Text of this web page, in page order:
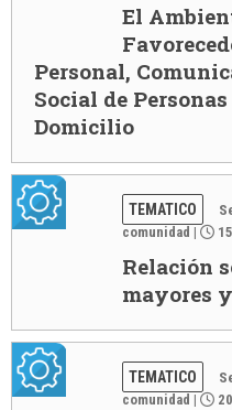
El
Personal,
Social de
Domicilio
TEMATICO
comunidad |
Relación
mayores
TEMATICO
comunidad |